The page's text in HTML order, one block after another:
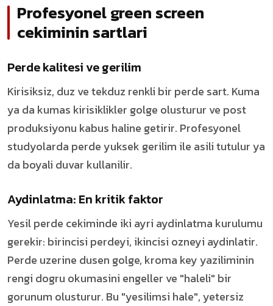
Profesyonel green screen
cekiminin sartlari
Perde kalitesi ve gerilim
Kirisiksiz, duz ve tekduz renkli bir perde sart. Kuma
ya da kumas kirisiklikler golge olusturur ve post
produksiyonu kabus haline getirir. Profesyonel
studyolarda perde yuksek gerilim ile asili tutulur ya
da boyali duvar kullanilir.
Aydinlatma: En kritik faktor
Yesil perde cekiminde iki ayri aydinlatma kurulumu
gerekir: birincisi perdeyi, ikincisi ozneyi aydinlatir.
Perde uzerine dusen golge, kroma key yaziliminin
rengi dogru okumasini engeller ve "haleli" bir
gorunum olusturur. Bu "yesilimsi hale", yetersiz